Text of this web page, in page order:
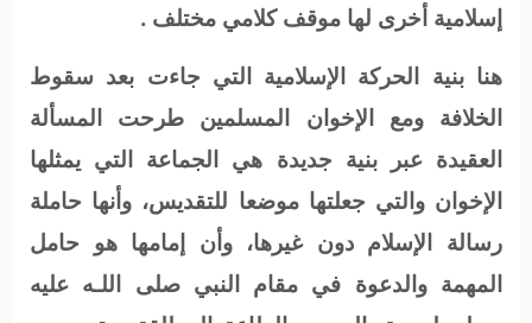
إسلامية أخرى لها موقف كلامي مختلف .
هنا بنية الحركة الإسلامية التي جاءت بعد سقوط
الخلافة ومع الإخوان المسلمين طرحت المسألة
العقيدة عبر بنية جديدة هي الجماعة التي يمثلها
الإخوان والتي جعلتها موضعا للتقديس، وأنها حاملة
رسالة الإسلام دون غيرها، وأن إمامها هو حامل
المهمة والدعوة في مقام النبي صلى اللـه عليه